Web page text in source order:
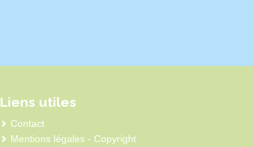
Liens utiles
Contact
Mentions légales - Copyright